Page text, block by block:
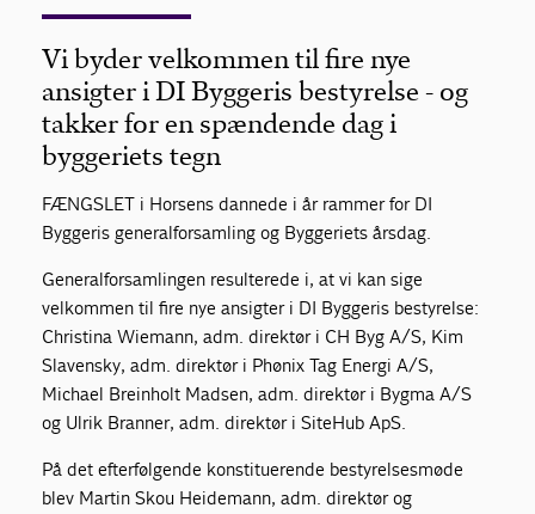
Vi byder velkommen til fire nye
ansigter i DI Byggeris bestyrelse - og
takker for en spændende dag i
byggeriets tegn
FÆNGSLET i Horsens dannede i år rammer for DI
Byggeris generalforsamling og Byggeriets årsdag.
Generalforsamlingen resulterede i, at vi kan sige
velkommen til fire nye ansigter i DI Byggeris bestyrelse:
Christina Wiemann, adm. direktør i CH Byg A/S, Kim
Slavensky, adm. direktør i Phønix Tag Energi A/S,
Michael Breinholt Madsen, adm. direktør i Bygma A/S
og Ulrik Branner, adm. direktør i SiteHub ApS.
På det efterfølgende konstituerende bestyrelsesmøde
blev Martin Skou Heidemann, adm. direktør og